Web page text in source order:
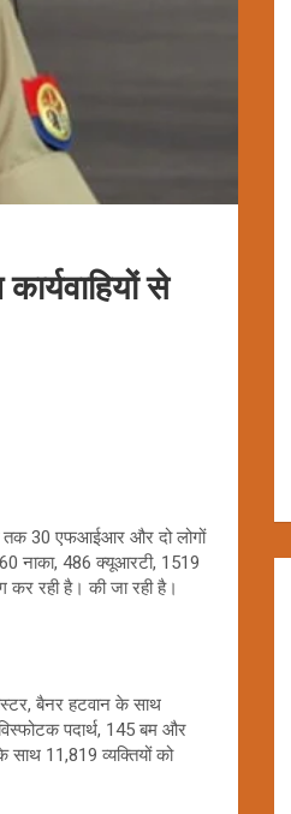
से
तक 30 एफआईआर और दो लोगों
नाका, 486 क्यूआरटी, 1519
कर रही है। की जा रही है।
बैनर हटवान के साथ
पदार्थ, 145 बम और
साथ 11,819 व्यक्तियों को